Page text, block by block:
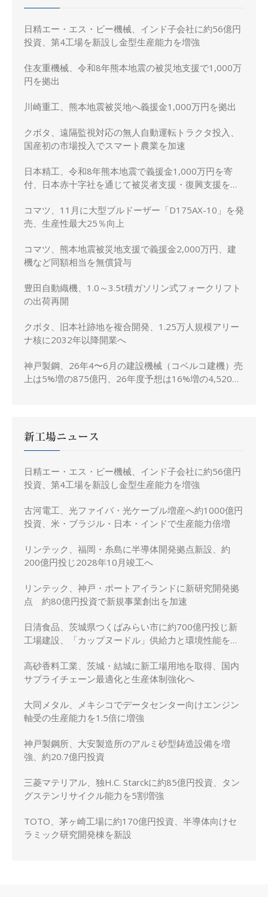
日精エー・エス・ビー機械、インド子会社に約56億円
投資、第4工場を新設し金型生産能力を増強
住友重機械、令和8年熊本地震の被災地支援で1,000万
円を拠出
川崎重工、熊本地震被災地へ義援金1,000万円を拠出
クボタ、遠隔監視対応の無人自動運転トラクタ投入、
国産初の市場投入でスマート農業を加速
日本精工、令和8年熊本地震で義援金1,000万円を寄
付、日本赤十字社を通じて被災者支援・復興支援を実
コマツ、11月に大型ブルドーザー「D175AX-10」を発
売、生産性最大25％向上
コマツ、熊本地震被災地支援で義援金2,000万円、建
機など同額相当を無償貸与
豊田自動織機、1.0～3.5t積ガソリン式フォークリフト
の出荷再開
クボタ、旧本社跡地を複合開発、1.25万人規模アリー
ナ核に2032年以降開業へ
神戸製鋼、26年4〜6月の建設機械（コベルコ建機）売
上は5%増の875億円、26年度予想は16%増の4,520億
新工場ニュース
日精エー・エス・ビー機械、インド子会社に約56億円
投資、第4工場を新設し金型生産能力を増強
古河電工、光ファイバ・光ケーブル増産へ約1000億円
投資、米・ブラジル・日本・インドで生産能力倍増
リンテック、福岡・糸島に半導体開発拠点新設、約
200億円投じ2028年10月竣工へ
リンテック、神戸・ポートアイランドに新研究開発拠
点 約80億円投資で新規事業創出を加速
日清食品、茨城県つくばみらい市に約700億円投じ新
工場建設、「カップヌードル」供給力と環境性能を強
高砂香料工業、茨城・結城に新工場用地を取得、国内
サプライチェーン最適化と生産体制強化へ
大同メタル、メキシコでデータセンター向けエンジン
軸受の生産能力を1.5倍に増強
神戸製鋼所、大安製造所のアルミ砂型鋳造設備を増
強、約20.7億円投資
三菱マテリアル、独H.C. Starckに約85億円投資、タン
グステンリサイクル能力を5割増強
TOTO、茅ヶ崎工場に約170億円投資、半導体向けセ
ラミック研究開発棟を新設